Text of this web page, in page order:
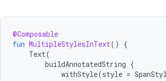
@Composable
fun MultipleStylesInText()
{
Text(
buildAnnotatedString {
withStyle(style =